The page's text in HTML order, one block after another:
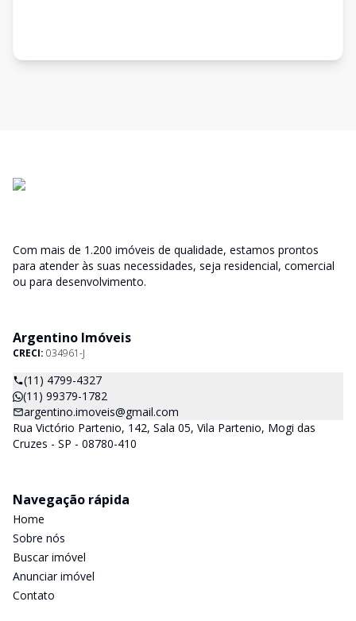
Com mais de 1.200 imóveis de qualidade, estamos prontos
para atender às suas necessidades, seja residencial, comercial
ou para desenvolvimento.
Argentino Imóveis
CRECI: 034961-J
(11) 4799-4327
(11) 99379-1782
argentino.imoveis@gmail.com
Rua Victório Partenio, 142, Sala 05, Vila Partenio, Mogi das
Cruzes - SP - 08780-410
Navegação rápida
Home
Sobre nós
Buscar imóvel
Anunciar imóvel
Contato